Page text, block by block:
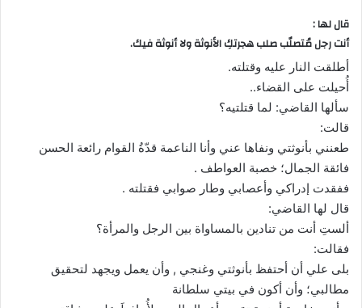
قال لها :
أنت رجل مُتصلّب صلب هجرتكِ الأنوثة ولا أنوثة فيك.
أطلقت النار عليه وقتلته.
أُحيلت على القضاء..
سألها القاضي: لما قتلتيه؟
قالت:
طعنني بأنوثتي ونفاها عني وأنا الناعمة قدّةُ القوام رائعة الحسن
فائقة الجمال؛ خصبة العواطف .
ففقدت إدراكي وأعصابي وطار صوابي فقتلته .
قال لها القاضي:
ألستِ أنت من تنادين بالمساواة بين الرجل والمرأة؟
فقالت:
بلى علي أن أحتفظ بأنوثتي وغنجي , وأن يعمل ويجهد لتحقيق
مطالبي؛ وأن أكون في بيتي سلطانة